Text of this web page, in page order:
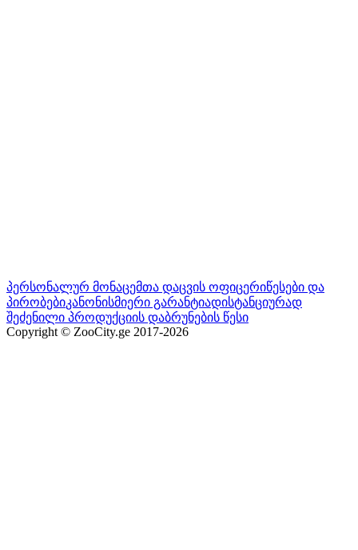
პერსონალურ მონაცემთა დაცვის ოფიცერიწესები და
პირობებიკანონისმიერი გარანტიადისტანციურად
შეძენილი პროდუქციის დაბრუნების წესი
Copyright © ZooCity.ge 2017-2026